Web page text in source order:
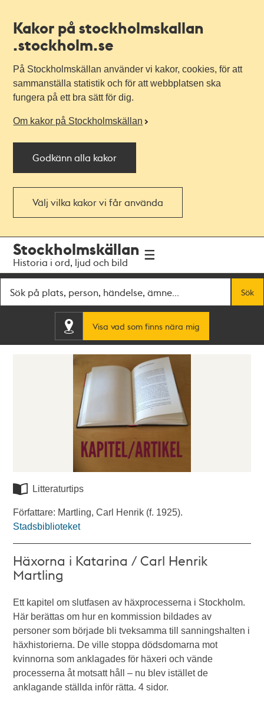
Kakor på stockholmskallan
.stockholm.se
På Stockholmskällan använder vi kakor, cookies, för att
sammanställa statistik och för att webbplatsen ska
fungera på ett bra sätt för dig.
Om kakor på Stockholmskällan
Godkänn alla kakor
Välj vilka kakor vi får använda
navigationen
huvudinnehållet
Stockholmskällan
Historia i ord, ljud och bild
Sök
Visa vad som finns nära mig
Litteraturtips
Författare: Martling, Carl Henrik (f. 1925).
Stadsbiblioteket
Häxorna i Katarina / Carl Henrik
Martling
Ett kapitel om slutfasen av häxprocesserna i Stockholm.
Här berättas om hur en kommission bildades av
personer som började bli tveksamma till sanningshalten i
häxhistorierna. De ville stoppa dödsdomarna mot
kvinnorna som anklagades för häxeri och vände
processerna åt motsatt håll – nu blev istället de
anklagande ställda inför rätta. 4 sidor.